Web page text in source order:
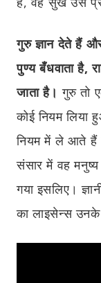
गुरु ज्ञान देते हैं और
पुण्य बँधवाता है,
जाता है। गुरु तो
कोई नियम लिया
नियम में ले आते
संसार में वह
गया इसलिए।
का लाइसेन्स